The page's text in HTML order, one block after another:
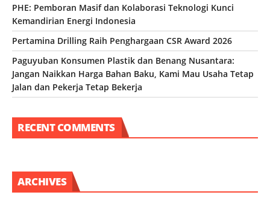
PHE: Pemboran Masif dan Kolaborasi Teknologi Kunci
Kemandirian Energi Indonesia
Pertamina Drilling Raih Penghargaan CSR Award 2026
Paguyuban Konsumen Plastik dan Benang Nusantara:
Jangan Naikkan Harga Bahan Baku, Kami Mau Usaha Tetap
Jalan dan Pekerja Tetap Bekerja
RECENT COMMENTS
ARCHIVES